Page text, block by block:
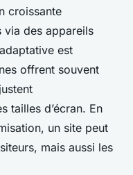
croissante
via des appareils
est
offrent souvent
tailles d’écran. En
un site peut
mais aussi les